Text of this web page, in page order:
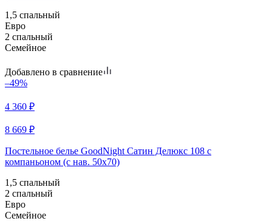
1,5 спальный
Евро
2 спальный
Семейное
Добавлено в сравнение
–49%
4 360 ₽
8 669 ₽
Постельное белье GoodNight Сатин Делюкс 108 с
компаньоном (с нав. 50х70)
1,5 спальный
2 спальный
Евро
Семейное